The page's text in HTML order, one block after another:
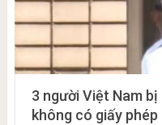
3 người Việt Nam
không có giấy phép